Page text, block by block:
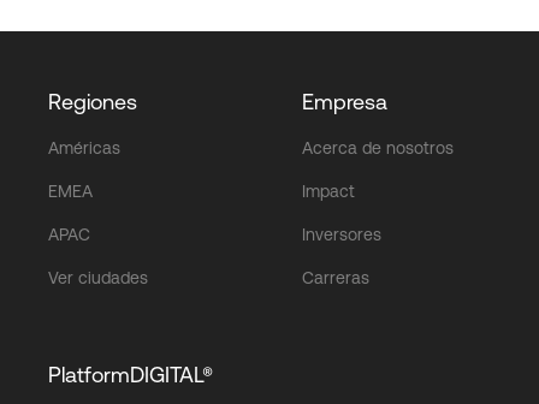
Regiones
Américas
EMEA
APAC
Ver ciudades
Empresa
Acerca de nosotros
Impact
Inversores
Carreras
PlatformDIGITAL®